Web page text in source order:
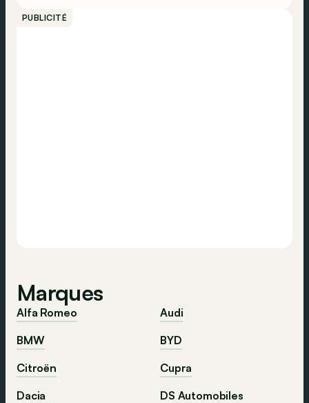
essayé pour vous. Alors, les attentes sont-elles
PUBLICITÉ
Marques
Alfa Romeo
Audi
BMW
BYD
Citroën
Cupra
Dacia
DS Automobiles